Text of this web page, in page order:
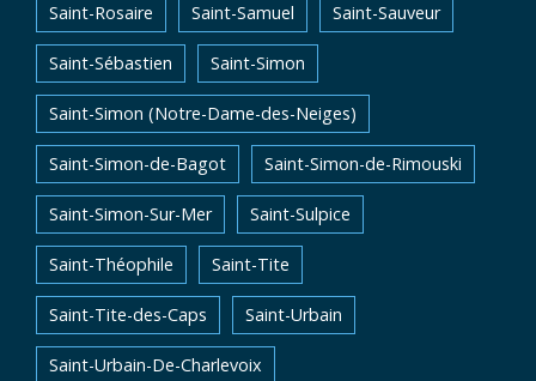
Saint-Rosaire Saint-Samuel Saint-Sauveur
Saint-Sébastien Saint-Simon
Saint-Simon (Notre-Dame-des-Neiges)
Saint-Simon-de-Bagot Saint-Simon-de-Rimouski
Saint-Simon-Sur-Mer Saint-Sulpice
Saint-Théophile Saint-Tite
Saint-Tite-des-Caps Saint-Urbain
Saint-Urbain-De-Charlevoix